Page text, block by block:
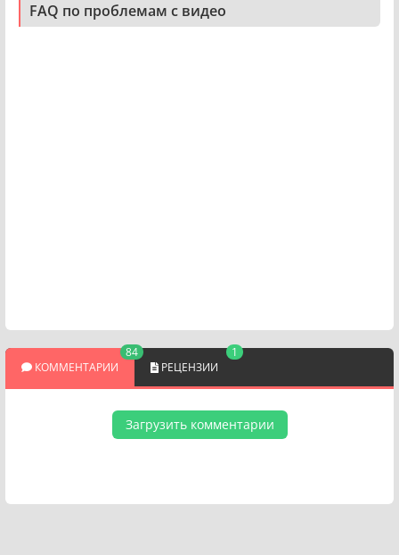
FAQ по проблемам с видео
КОММЕНТАРИИ
84
РЕЦЕНЗИИ
1
Загрузить комментарии